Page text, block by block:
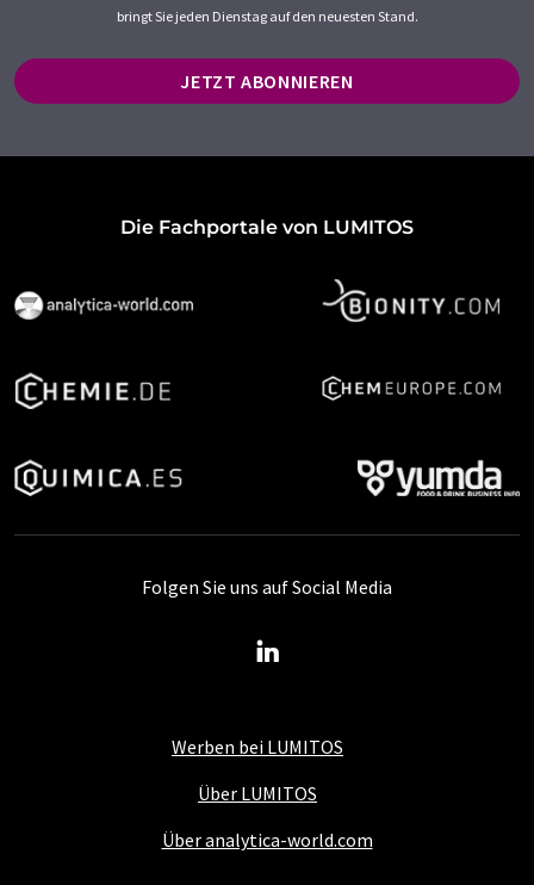
bringt Sie jeden Dienstag auf den neuesten Stand.
JETZT ABONNIEREN
Die Fachportale von LUMITOS
Werben bei LUMITOS
Über LUMITOS
Über analytica-world.com
Folgen Sie uns auf Social Media